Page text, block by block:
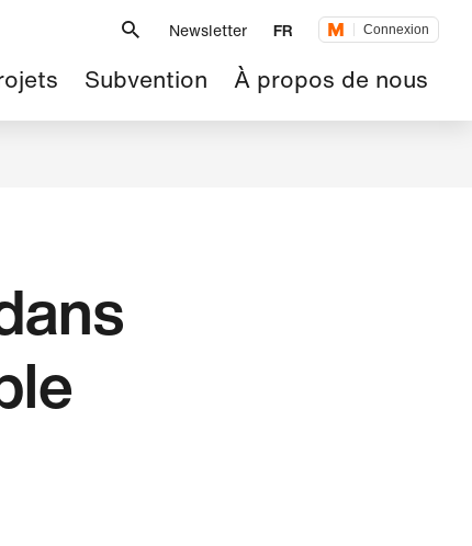
Newsletter FR Connexion
Subvention À propos de nous